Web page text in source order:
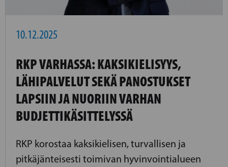
10.12.2025
RKP VARHASSA: KAKSIKIELISYYS,
LÄHIPALVELUT SEKÄ PANOSTUKSET
LAPSIIN JA NUORIIN VARHAN
BUDJETTIKÄSITTELYSSÄ
RKP korostaa kaksikielisen, turvallisen ja
pitkäjänteisesti toimivan hyvinvointialueen